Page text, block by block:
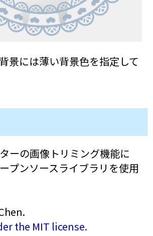
景には薄い背景色を指定して
ーの画像トリミング機能に
プンソースライブラリを使用
the MIT license.